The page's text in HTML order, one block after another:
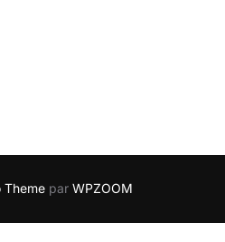
Theme par WPZOOM